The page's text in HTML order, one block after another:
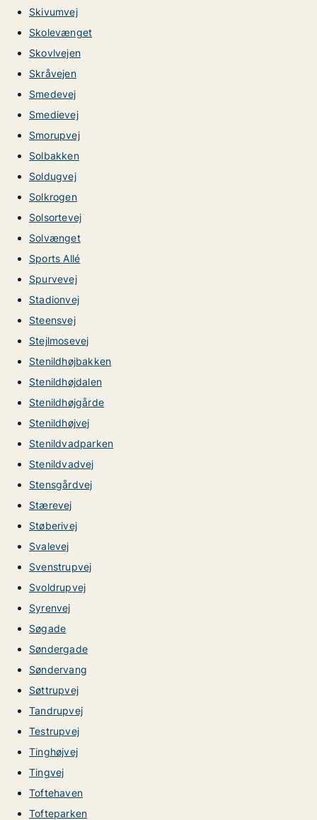
Skivumvej
Skolevænget
Skovlvejen
Skråvejen
Smedevej
Smedievej
Smorupvej
Solbakken
Soldugvej
Solkrogen
Solsortevej
Solvænget
Sports Allé
Spurvevej
Stadionvej
Steensvej
Stejlmosevej
Stenildhøjbakken
Stenildhøjdalen
Stenildhøjgårde
Stenildhøjvej
Stenildvadparken
Stenildvadvej
Stensgårdvej
Stærevej
Støberivej
Svalevej
Svenstrupvej
Svoldrupvej
Syrenvej
Søgade
Søndergade
Søndervang
Søttrupvej
Tandrupvej
Testrupvej
Tinghøjvej
Tingvej
Toftehaven
Tofteparken